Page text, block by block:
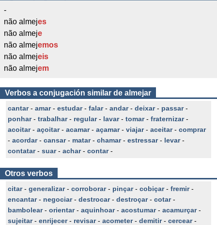
-
não almejes
não almeje
não almejemos
não almejeis
não almejem
Verbos a conjugación similar de almejar
cantar- amar- estudar- falar- andar- deixar- passar-
ponhar- trabalhar- regular- lavar- tomar- fraternizar-
acoitar- açoitar- acamar- açamar- viajar- aceitar- comprar
- acordar- cansar- matar- chamar- estressar- levar-
contatar- suar- achar- contar-
Otros verbos
citar- generalizar- corroborar- pinçar- cobiçar- fremir-
encantar- negociar- destrocar- destroçar- cotar-
bambolear- orientar- aquinhoar- acostumar- acamurçar-
sujeitar- enrijecer- revisar- acometer- demitir- cercear-